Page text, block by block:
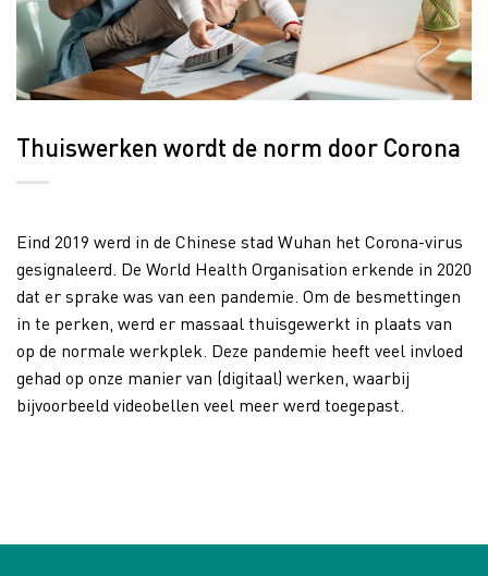
Thuiswerken wordt de norm door Corona
Eind 2019 werd in de Chinese stad Wuhan het Corona-virus
gesignaleerd. De World Health Organisation erkende in 2020
dat er sprake was van een pandemie. Om de besmettingen
in te perken, werd er massaal thuisgewerkt in plaats van
op de normale werkplek. Deze pandemie heeft veel invloed
gehad op onze manier van (digitaal) werken, waarbij
bijvoorbeeld videobellen veel meer werd toegepast.